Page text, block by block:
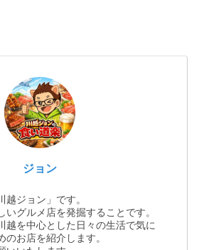
ジョン
越ジョン」です。
いグルメ店を発掘することです。
越を中心とした日々の生活で気に
のお店を紹介します。